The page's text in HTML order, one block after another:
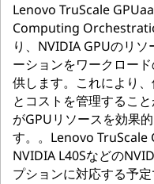
Lenovo TruScale
Computing
り、NVIDIA GPUのリ
ーションをワークロー
供します。これにより
とコストを管理するこ
がGPUリソースを効果
す。。Lenovo TruScale
NVIDIA L40Sなどの
プションに対応する予定